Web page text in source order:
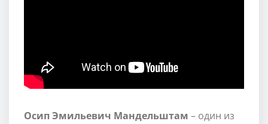
Осип Эмильевич Мандельштам – один из